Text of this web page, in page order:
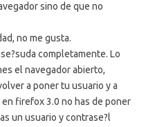
sino de que no
no me gusta.
completamente. Lo
el navegador abierto,
a poner tu usuario y a
firefox 3.0 no has de poner
un usuario y contrase?l